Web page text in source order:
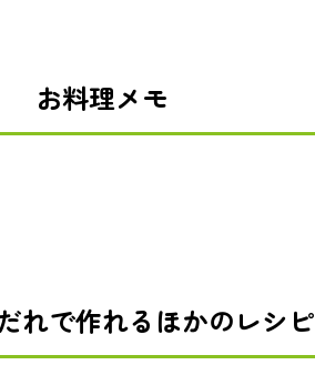
お料理メモ
れで作れるほかのレシピ